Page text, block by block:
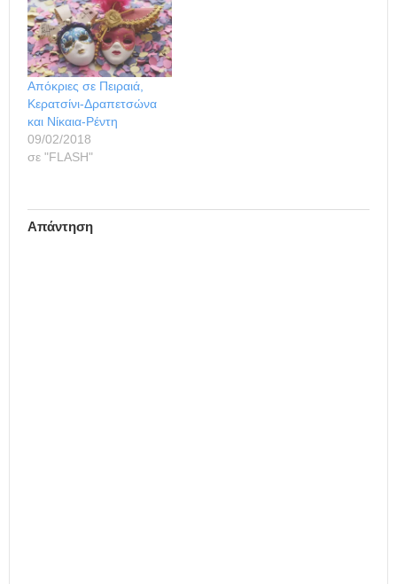
Απόκριες σε Πειραιά,
Κερατσίνι-Δραπετσώνα
και Νίκαια-Ρέντη
09/02/2018
σε "FLASH"
Απάντηση